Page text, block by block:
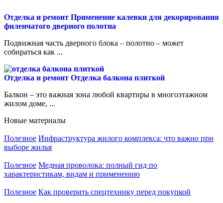
Отделка и ремонт Применение калевки для декорирования
филенчатого дверного полотна
Подвижная часть дверного блока – полотно – может
собираться как ...
Отделка и ремонт Отделка балкона плиткой
Балкон – это важная зона любой квартиры в многоэтажном
жилом доме, ...
Новые материалы
Полезное Инфраструктура жилого комплекса: что важно при
выборе жилья
Полезное Медная проволока: полный гид по
характеристикам, видам и применению
Полезное Как проверить спецтехнику перед покупкой